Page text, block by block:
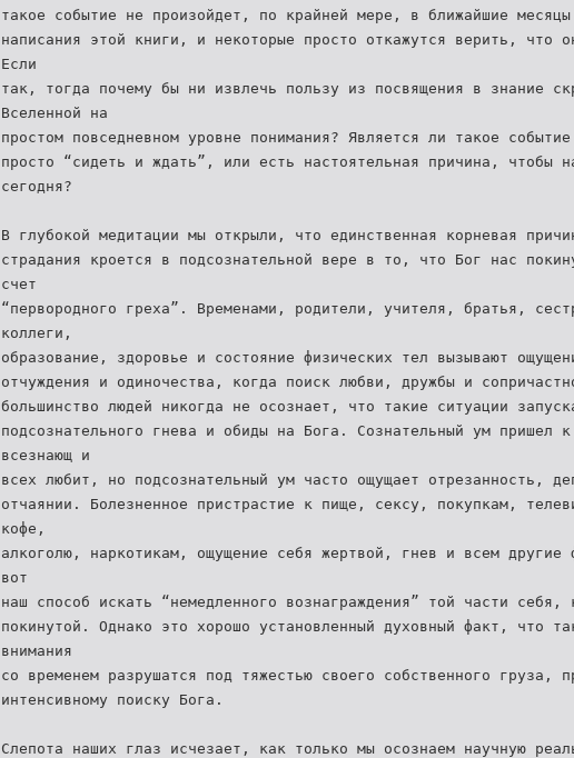
такое событие не произойдет, по крайней мере, в ближайшие
написания этой книги, и некоторые просто откажутся верить, что
Если
так, тогда почему бы ни извлечь пользу из посвящения в знание
Вселенной на
простом повседневном уровне понимания? Является ли такое
просто “сидеть и ждать”, или есть настоятельная причина, чтобы
сегодня?
В глубокой медитации мы открыли, что единственная корневая
страдания кроется в подсознательной вере в то, что Бог нас
счет
“первородного греха”. Временами, родители, учителя, братья,
коллеги,
образование, здоровье и состояние физических тел вызывают
отчуждения и одиночества, когда поиск любви, дружбы и
большинство людей никогда не осознает, что такие ситуации
подсознательного гнева и обиды на Бога. Сознательный ум пришел
всезнающ и
всех любит, но подсознательный ум часто ощущает отрезанность,
отчаянии. Болезненное пристрастие к пище, сексу, покупкам,
кофе,
алкоголю, наркотикам, ощущение себя жертвой, гнев и всем другие
вот
наш способ искать “немедленного вознаграждения” той части себя,
покинутой. Однако это хорошо установленный духовный факт, что
внимания
со временем разрушатся под тяжестью своего собственного груза,
интенсивному поиску Бога.
Слепота наших глаз исчезает, как только мы осознаем научную